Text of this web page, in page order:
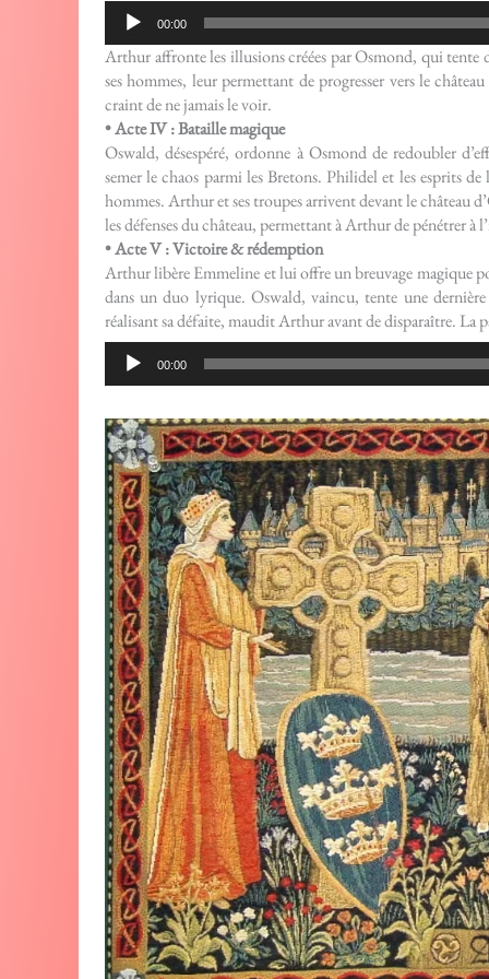
Lecteur
audio
00:00
Arthur affronte les illusions créées par Osmond, qui
ses hommes, leur permettant de progresser vers le
craint de ne jamais le voir.
• Acte IV : Bataille magique
Oswald, désespéré, ordonne à Osmond de redoubler
semer le chaos parmi les Bretons. Philidel et les esprits
hommes. Arthur et ses troupes arrivent devant le château
les défenses du château, permettant à Arthur de pénétrer à
• Acte V : Victoire & rédemption
Arthur libère Emmeline et lui offre un breuvage magique
dans un duo lyrique. Oswald, vaincu, tente une
réalisant sa défaite, maudit Arthur avant de disparaître. La
Lecteur
audio
00:00